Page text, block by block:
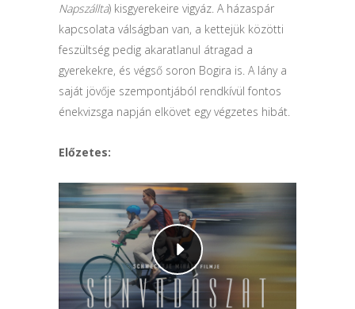
Napszállta) kisgyerekeire vigyáz. A házaspár
kapcsolata válságban van, a kettejük közötti
feszültség pedig akaratlanul átragad a
gyerekekre, és végső soron Bogira is. A lány a
saját jövője szempontjából rendkívül fontos
énekvizsga napján elkövet egy végzetes hibát.
Előzetes: